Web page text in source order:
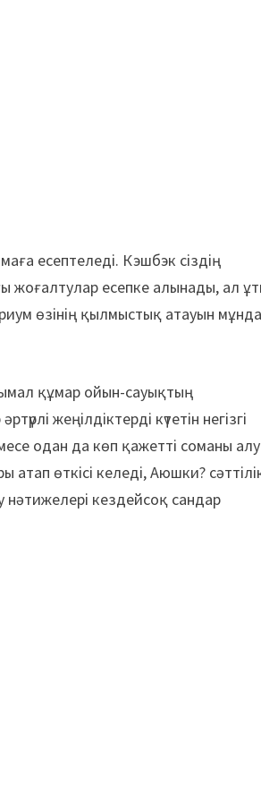
есептеледі. Кэшбэк сіздің
жоғалтулар есепке алынады, ал
өзінің қылмыстық атауын мұнда
құмар ойын-сауықтың
жеңілдіктерді күтетін негізгі
одан да көп қажетті соманы алу
өткісі келеді, Аюшки?
нәтижелері кездейсоқ сандар